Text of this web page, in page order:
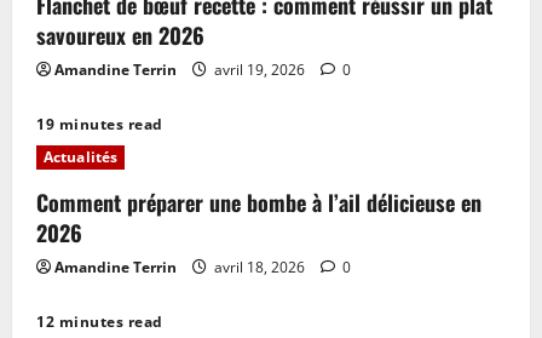
savoureux en 2026
Amandine Terrin avril 19, 2026 0
19 minutes read
Actualités
Comment préparer une bombe à l’ail délicieuse en
2026
Amandine Terrin avril 18, 2026 0
12 minutes read